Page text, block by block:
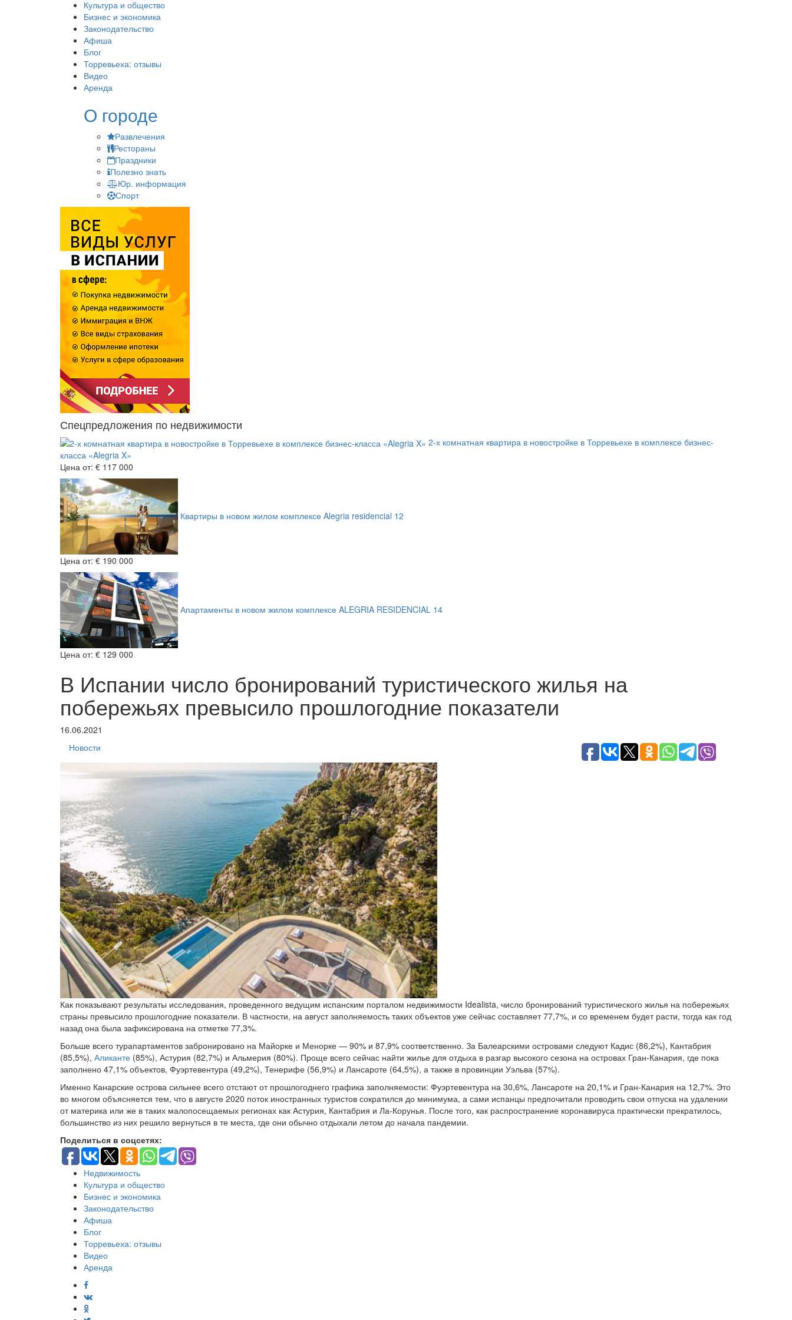
Культура и общество
Бизнес и экономика
Законодательство
Афиша
Блог
Торревьеха: отзывы
Видео
Аренда
О городе
Развлечения
Рестораны
Праздники
Полезно знать
Юр. информация
Спорт
Спецпредложения по недвижимости
2-х комнатная квартира в новостройке в Торревьехе в комплексе бизнес-
класса «Alegria X»
Цена от: € 117 000
Квартиры в новом жилом комплексе Alegria residencial 12
Цена от: € 190 000
Апартаменты в новом жилом комплексе ALEGRIA RESIDENCIAL 14
Цена от: € 129 000
В Испании число бронирований туристического жилья на
побережьях превысило прошлогодние показатели
16.06.2021
Новости
Как показывают результаты исследования, проведенного ведущим испанским порталом недвижимости Idealista, число бронирований туристического жилья на побережьях
страны превысило прошлогодние показатели. В частности, на август заполняемость таких объектов уже сейчас составляет 77,7%, и со временем будет расти, тогда как год
назад она была зафиксирована на отметке 77,3%.
Больше всего турапартаментов забронировано на Майорке и Менорке — 90% и 87,9% соответственно. За Балеарскими островами следуют Кадис (86,2%), Кантабрия
(85,5%), Аликанте (85%), Астурия (82,7%) и Альмерия (80%). Проще всего сейчас найти жилье для отдыха в разгар высокого сезона на островах Гран-Канария, где пока
заполнено 47,1% объектов, Фуэртевентура (49,2%), Тенерифе (56,9%) и Лансароте (64,5%), а также в провинции Уэльва (57%).
Именно Канарские острова сильнее всего отстают от прошлогоднего графика заполняемости: Фуэртевентура на 30,6%, Лансароте на 20,1% и Гран-Канария на 12,7%. Это
во многом объясняется тем, что в августе 2020 поток иностранных туристов сократился до минимума, а сами испанцы предпочитали проводить свои отпуска на удалении
от материка или же в таких малопосещаемых регионах как Астурия, Кантабрия и Ла-Корунья. После того, как распространение коронавируса практически прекратилось,
большинство из них решило вернуться в те места, где они обычно отдыхали летом до начала пандемии.
Поделиться в соцсетях:
Недвижимость
Культура и общество
Бизнес и экономика
Законодательство
Афиша
Блог
Торревьеха: отзывы
Видео
Аренда